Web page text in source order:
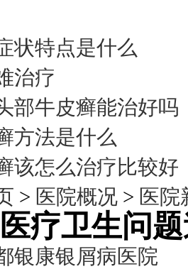
状特点是什么
治疗
部牛皮癣能治好吗
方法是什么
该怎么治疗比较好
> 医院概况 > 医院
疗卫生问
银康银屑病医院